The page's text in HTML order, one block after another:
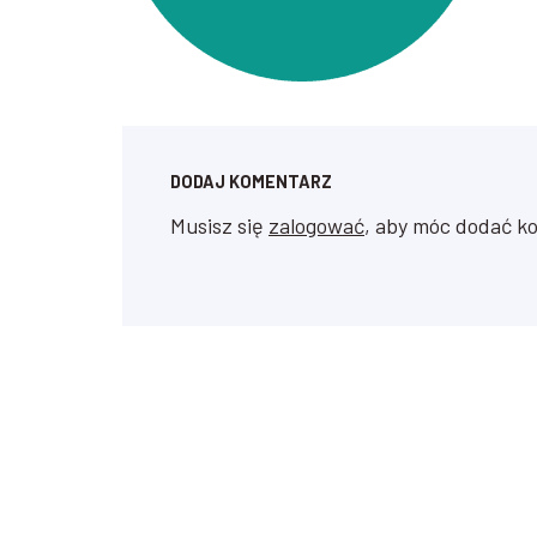
DODAJ KOMENTARZ
Musisz się zalogować, aby móc dodać